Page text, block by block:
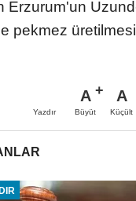
Erzurum'un
pekmez üretilmesi
Yazdır
A
Büyüt
A
Küçült